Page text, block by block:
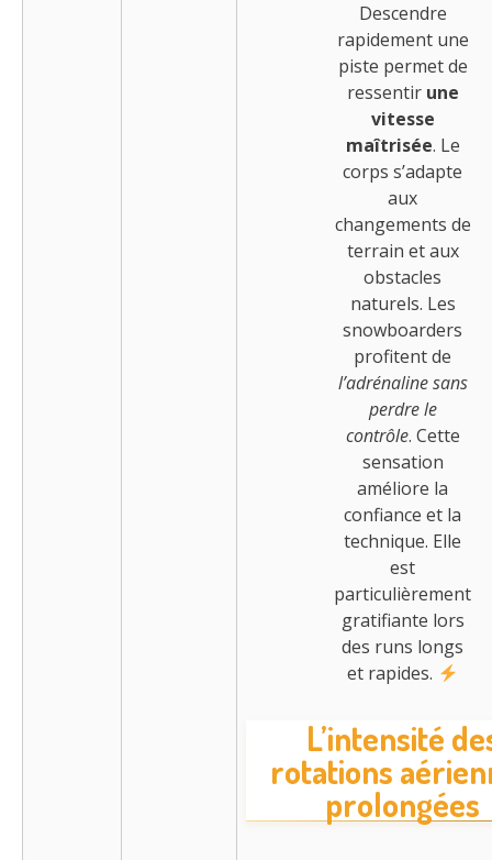
Descendre
rapidement une
piste permet de
ressentir une
vitesse
maîtrisée. Le
corps s’adapte
aux
changements de
terrain et aux
obstacles
naturels. Les
snowboarders
profitent de
l’adrénaline sans
perdre le
contrôle. Cette
sensation
améliore la
confiance et la
technique. Elle
est
particulièrement
gratifiante lors
des runs longs
et rapides.
L’intensité
rotations
prolongées